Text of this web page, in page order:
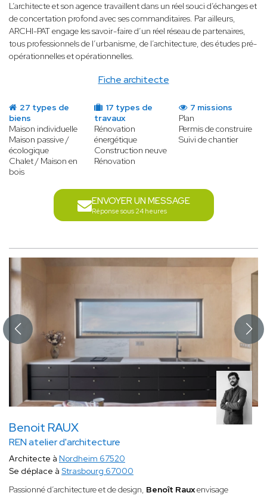
Fiche architecte
L’architecte et son agence travaillent dans un réel souci d’échanges et
de concertation profond avec ses commanditaires. Par ailleurs,
ARCHI-PAT engage les savoir-faire d’un réel réseau de partenaires,
tous professionnels de l’urbanisme, de l’architecture, des études pré-
opérationnelles et opérationnelles.
27 types de
biens
Maison individuelle
Maison passive /
écologique
Chalet / Maison en
bois
17 types de
travaux
Rénovation
énergétique
Construction neuve
Rénovation
7 missions
Plan
Permis de construire
Suivi de chantier
ENVOYER UN MESSAGE
Réponse sous 24 heures
Benoit RAUX
REN atelier d'architecture
Architecte à Nordheim 67520
Se déplace à Strasbourg 67000
Passionné d’architecture et de design, Benoît Rauxenvisage